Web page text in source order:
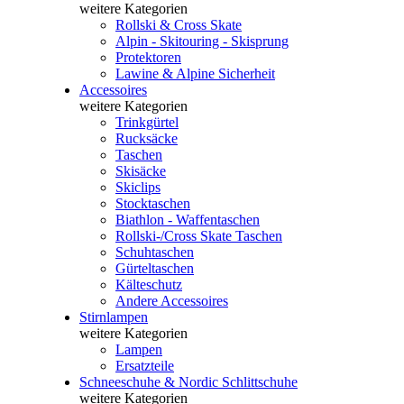
weitere Kategorien
Rollski & Cross Skate
Alpin - Skitouring - Skisprung
Protektoren
Lawine & Alpine Sicherheit
Accessoires
weitere Kategorien
Trinkgürtel
Rucksäcke
Taschen
Skisäcke
Skiclips
Stocktaschen
Biathlon - Waffentaschen
Rollski-/Cross Skate Taschen
Schuhtaschen
Gürteltaschen
Kälteschutz
Andere Accessoires
Stirnlampen
weitere Kategorien
Lampen
Ersatzteile
Schneeschuhe & Nordic Schlittschuhe
weitere Kategorien